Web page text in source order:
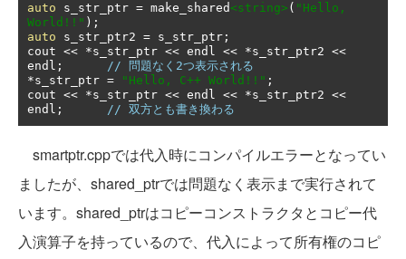
auto s_str_ptr = make_shared <string> ( "Hello,
World!!" );
auto s_str_ptr2 = s_str_ptr ;
cout << *s_str_ptr << endl << *s_str_ptr2 <<
endl ;
// 問題なく2つ表示される
*s_str_ptr = "Hello, C++ World!!" ;
cout << *s_str_ptr << endl << *s_str_ptr2 <<
endl ; // 双方とも書き換わる
smartptr.cppでは代入時にコンパイルエラーとなってい
ましたが、shared_ptrでは問題なく表示まで実行されて
います。shared_ptrはコピーコンストラクタとコピー代
入演算子を持っているので、代入によって所有権のコピ